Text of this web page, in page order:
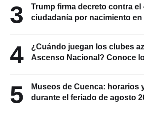
3
Trump firma decreto contra el
ciudadanía por nacimiento en
4
¿Cuándo juegan los clubes
Ascenso Nacional? Conoce
5
Museos de Cuenca: horarios
durante el feriado de agosto